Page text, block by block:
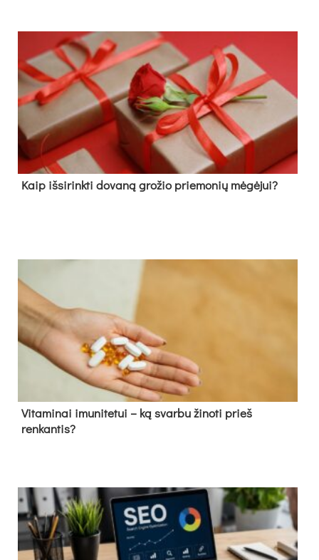
Kaip išsirinkti dovaną grožio priemonių mėgėjui?
Vitaminai imunitetui – ką svarbu žinoti prieš
renkantis?